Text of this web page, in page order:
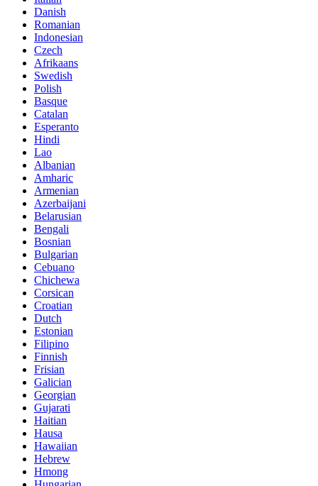
Danish
Romanian
Indonesian
Czech
Afrikaans
Swedish
Polish
Basque
Catalan
Esperanto
Hindi
Lao
Albanian
Amharic
Armenian
Azerbaijani
Belarusian
Bengali
Bosnian
Bulgarian
Cebuano
Chichewa
Corsican
Croatian
Dutch
Estonian
Filipino
Finnish
Frisian
Galician
Georgian
Gujarati
Haitian
Hausa
Hawaiian
Hebrew
Hmong